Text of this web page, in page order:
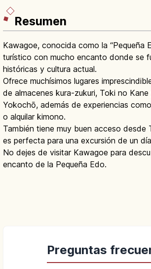
Resumen
Kawagoe, conocida como la “Pequeña
turístico con mucho encanto donde se
históricas y cultura actual.
Ofrece muchísimos lugares
de almacenes kura-zukuri, Toki no Kane
Yokochō, además de experiencias
o alquilar kimono.
También tiene muy buen acceso desde
es perfecta para una excursión de un
No dejes de visitar Kawagoe para
encanto de la Pequeña Edo.
Preguntas